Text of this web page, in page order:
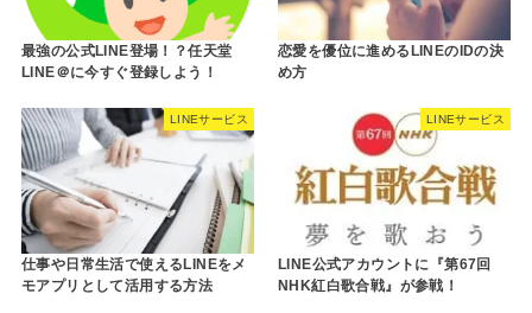
最強の公式LINE登場！？任天堂
LINE＠に今すぐ登録しよう！
恋愛を優位に進めるLINEのIDの決
め方
LINEサービス
仕事や日常生活で使えるLINEをメ
モアプリとして活用する方法
LINEサービス
LINE公式アカウントに『第67回
NHK紅白歌合戦』が参戦！